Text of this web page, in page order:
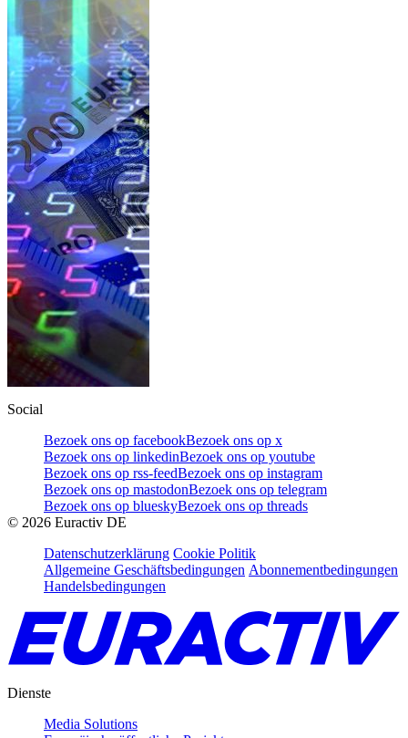
Social
Bezoek ons op facebookBezoek ons op x
Bezoek ons op linkedinBezoek ons op youtube
Bezoek ons op rss-feedBezoek ons op instagram
Bezoek ons op mastodonBezoek ons op telegram
Bezoek ons op blueskyBezoek ons op threads
© 2026 Euractiv DE
Datenschutzerklärung Cookie Politik
Allgemeine Geschäftsbedingungen Abonnementbedingungen
Handelsbedingungen
Dienste
Media Solutions